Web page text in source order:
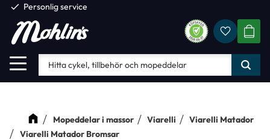
Meny
check Personlig service
Mopeddelar i massor Viarelli
Viarelli Matador
Viarelli Matador Bromsar